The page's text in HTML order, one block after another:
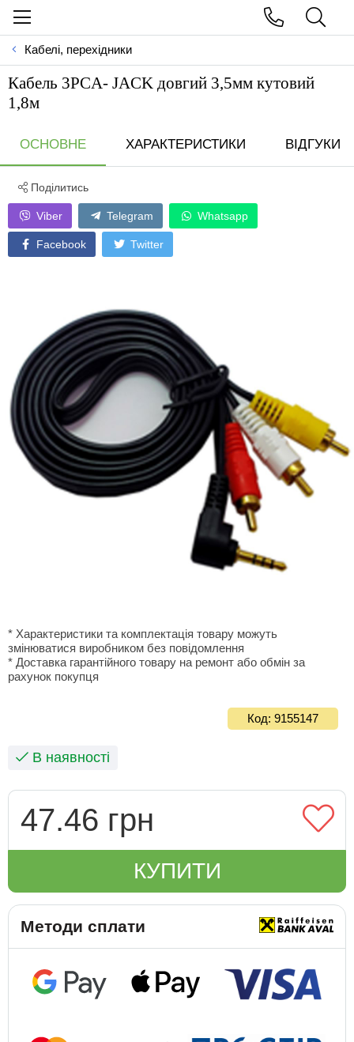
Кабелі, перехідники
Кабель 3PCA- JACK довгий 3,5мм кутовий
1,8м
ОСНОВНЕ ХАРАКТЕРИСТИКИ ВІДГУКИ
Поділитись
Viber Telegram Whatsapp
Facebook Twitter
* Характеристики та комплектація товару можуть
змінюватися виробником без повідомлення
* Доставка гарантiйного товару на ремонт або обмiн за
рахунок покупця
Код: 9155147
В наявності
47.46 грн
КУПИТИ
Методи сплати